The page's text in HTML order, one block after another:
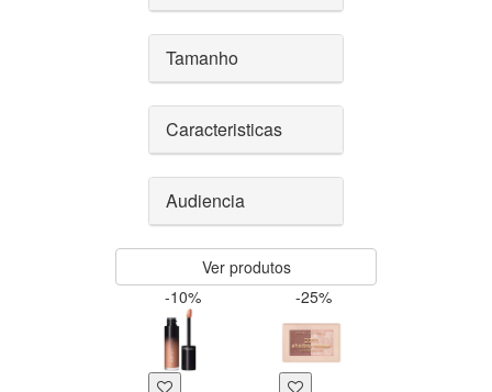
Tamanho
Caracteristicas
Audiencia
Ver produtos
-10%
-25%